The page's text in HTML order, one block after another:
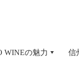
WINEの魅力 信